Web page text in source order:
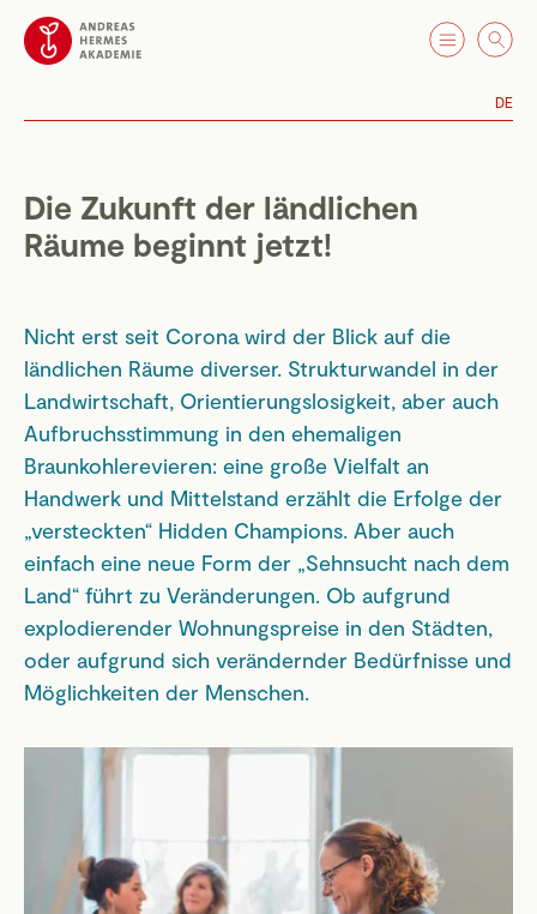
DE
Die Zukunft der ländlichen
Räume beginnt jetzt!
Nicht erst seit Corona wird der Blick auf die
ländlichen Räume diverser. Strukturwandel in der
Landwirtschaft, Orientierungslosigkeit, aber auch
Aufbruchsstimmung in den ehemaligen
Braunkohlerevieren: eine große Vielfalt an
Handwerk und Mittelstand erzählt die Erfolge der
„versteckten“ Hidden Champions. Aber auch
einfach eine neue Form der „Sehnsucht nach dem
Land“ führt zu Veränderungen. Ob aufgrund
explodierender Wohnungspreise in den Städten,
oder aufgrund sich verändernder Bedürfnisse und
Möglichkeiten der Menschen.